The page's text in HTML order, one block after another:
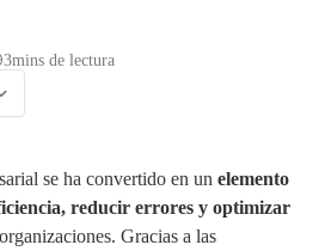
3mins de lectura
se ha convertido en un elemento
reducir errores y optimizar
Gracias a las